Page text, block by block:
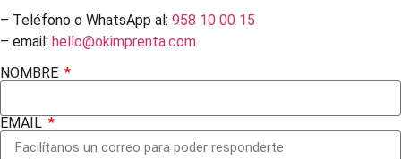
– Teléfono o WhatsApp al: 958 10 00 15
– email: hello@okimprenta.com
NOMBRE
EMAIL